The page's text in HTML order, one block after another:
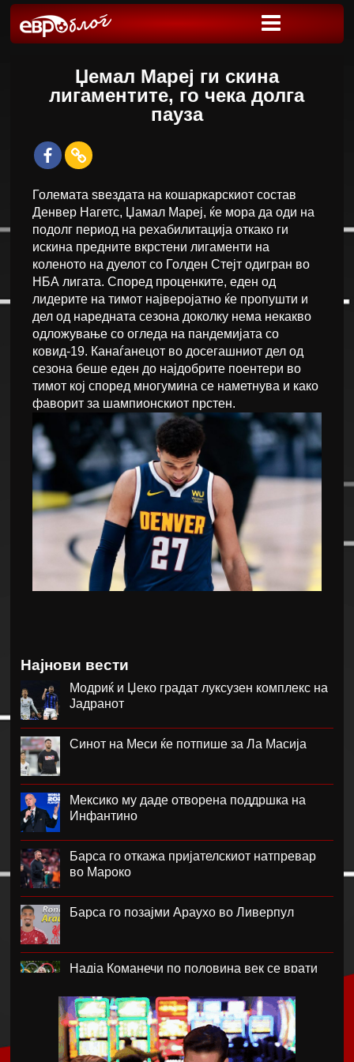
Џемал Мареј ги скина
лигаментите, го чека долга
пауза
Големата ѕвездата на кошаркарскиот состав
Денвер Нагетс, Џамал Мареј, ќе мора да оди на
подолг период на рехабилитација откако ги
искина предните вкрстени лигаменти на
коленото на дуелот со Голден Стејт одигран во
НБА лигата. Според проценките, еден од
лидерите на тимот најверојатно ќе пропушти и
дел од наредната сезона доколку нема некакво
одложување со огледа на пандемијата со
ковид-19. Канаѓанецот во досегашниот дел од
сезона беше еден до најдобрите поентери во
тимот кој според многумина се наметнува и како
фаворит за шампионскиот прстен.
Најнови вести
Модриќ и Џеко градат луксузен комплекс на
Јадранот
Синот на Меси ќе потпише за Ла Масија
Мексико му даде отворена поддршка на
Инфантино
Барса го откажа пријателскиот натпревар
во Мароко
Барса го позајми Араухо во Ливерпул
Надја Команечи по половина век се врати
ФК Пелистер со заштитен бренд по 81
година постоење !